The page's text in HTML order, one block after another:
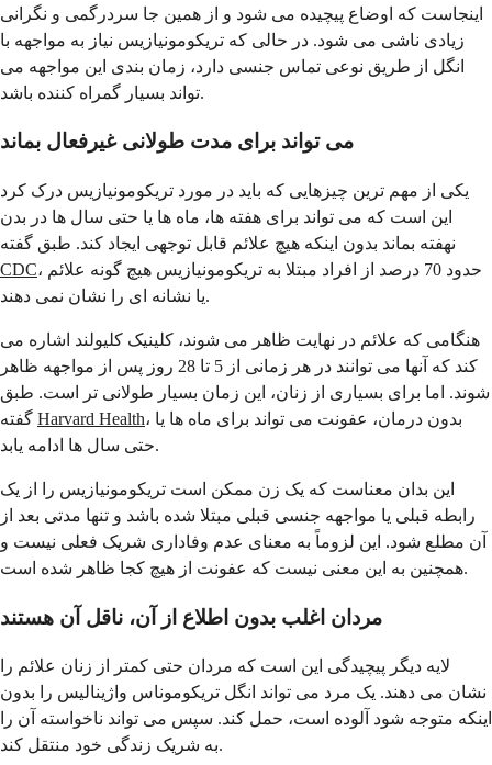
اینجاست که اوضاع پیچیده می شود و از همین جا سردرگمی و نگرانی
زیادی ناشی می شود. در حالی که تریکومونیازیس نیاز به مواجهه با
انگل از طریق نوعی تماس جنسی دارد، زمان بندی این مواجهه می
تواند بسیار گمراه کننده باشد.
می تواند برای مدت طولانی غیرفعال بماند
یکی از مهم ترین چیزهایی که باید در مورد تریکومونیازیس درک کرد
این است که می تواند برای هفته ها، ماه ها یا حتی سال ها در بدن
نهفته بماند بدون اینکه هیچ علائم قابل توجهی ایجاد کند. طبق گفته
CDC، حدود 70 درصد از افراد مبتلا به تریکومونیازیس هیچ گونه علائم
یا نشانه ای را نشان نمی دهند.
هنگامی که علائم در نهایت ظاهر می شوند، کلینیک کلیولند اشاره می
کند که آنها می توانند در هر زمانی از 5 تا 28 روز پس از مواجهه ظاهر
شوند. اما برای بسیاری از زنان، این زمان بسیار طولانی تر است. طبق
Harvard Health، بدون درمان، عفونت می تواند برای ماه ها یا
حتی سال ها ادامه یابد.
این بدان معناست که یک زن ممکن است تریکومونیازیس را از یک
رابطه قبلی یا مواجهه جنسی قبلی مبتلا شده باشد و تنها مدتی بعد از
آن مطلع شود. این لزوماً به معنای عدم وفاداری شریک فعلی نیست و
همچنین به این معنی نیست که عفونت از هیچ کجا ظاهر شده است.
مردان اغلب بدون اطلاع از آن، ناقل آن هستند
لایه دیگر پیچیدگی این است که مردان حتی کمتر از زنان علائم را
نشان می دهند. یک مرد می تواند انگل تریکوموناس واژینالیس را بدون
اینکه متوجه شود آلوده است، حمل کند. سپس می تواند ناخواسته آن را
به شریک زندگی خود منتقل کند.